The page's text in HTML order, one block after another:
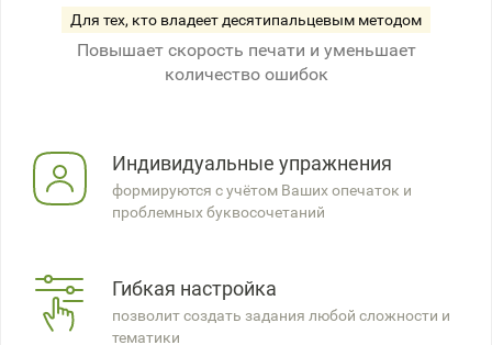
Для тех, кто владеет десятипальцевым методом
Повышает скорость печати и уменьшает
количество ошибок
Индивидуальные упражнения
формируются с учётом Ваших опечаток и
проблемных буквосочетаний
Гибкая настройка
позволит создать задания любой сложности и
тематики